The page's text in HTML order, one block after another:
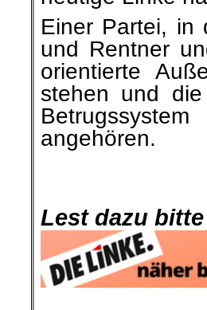
Einer Partei, in
und Rentner
orientierte
stehen und
angehören.
Lest dazu